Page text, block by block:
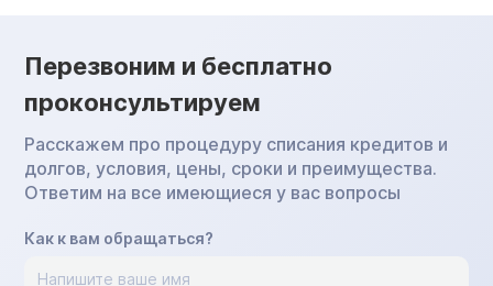
Перезвоним и бесплатно
проконсультируем
Расскажем про процедуру списания кредитов и
долгов, условия, цены, сроки и преимущества.
Ответим на все имеющиеся у вас вопросы
Как к вам обращаться?